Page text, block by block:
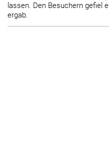
lassen. Den Besuchern gefiel
ergab.